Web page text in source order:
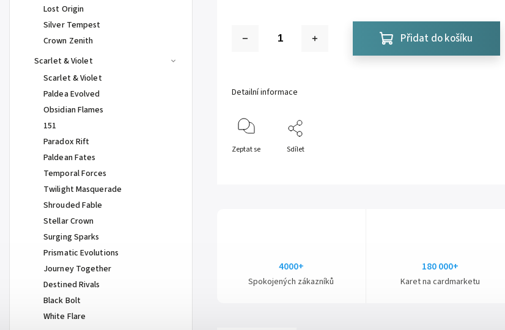
Lost Origin
Silver Tempest
Crown Zenith
Scarlet & Violet
Scarlet & Violet
Paldea Evolved
Obsidian Flames
151
Paradox Rift
Paldean Fates
Temporal Forces
Twilight Masquerade
Shrouded Fable
Stellar Crown
Surging Sparks
Prismatic Evolutions
Journey Together
Destined Rivals
Black Bolt
White Flare
Přidat do košíku
Detailní informace
Zeptat se Sdílet
4000+
Spokojených zákazníků
180 000+
Karet na cardmarketu